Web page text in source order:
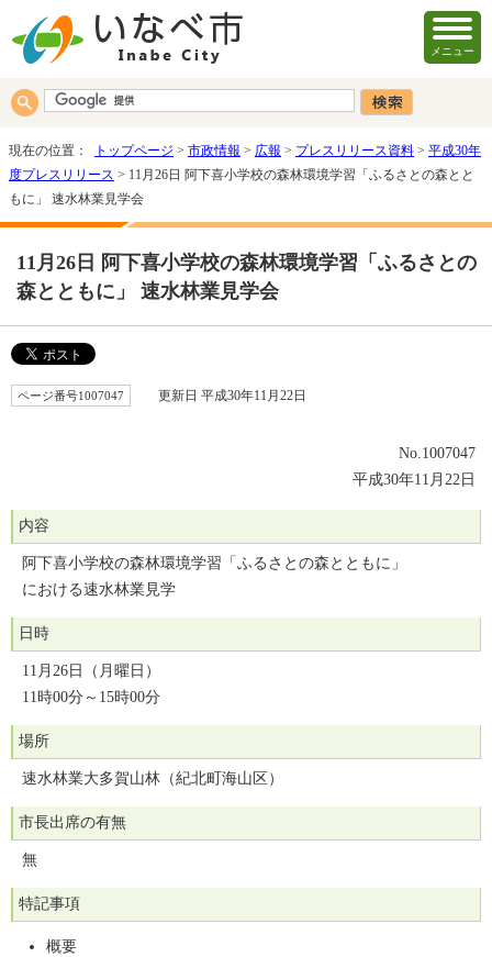
メニュー
現在の位置： トップページ > 市政情報 > 広報 > プレスリリース資料 > 平成30年
度プレスリリース > 11月26日 阿下喜小学校の森林環境学習「ふるさとの森とと
もに」 速水林業見学会
11月26日 阿下喜小学校の森林環境学習「ふるさとの
森とともに」 速水林業見学会
ページ番号1007047 更新日 平成30年11月22日
No.1007047
平成30年11月22日
内容
阿下喜小学校の森林環境学習「ふるさとの森とともに」
における速水林業見学
日時
11月26日（月曜日）
11時00分～15時00分
場所
速水林業大多賀山林（紀北町海山区）
市長出席の有無
無
特記事項
概要